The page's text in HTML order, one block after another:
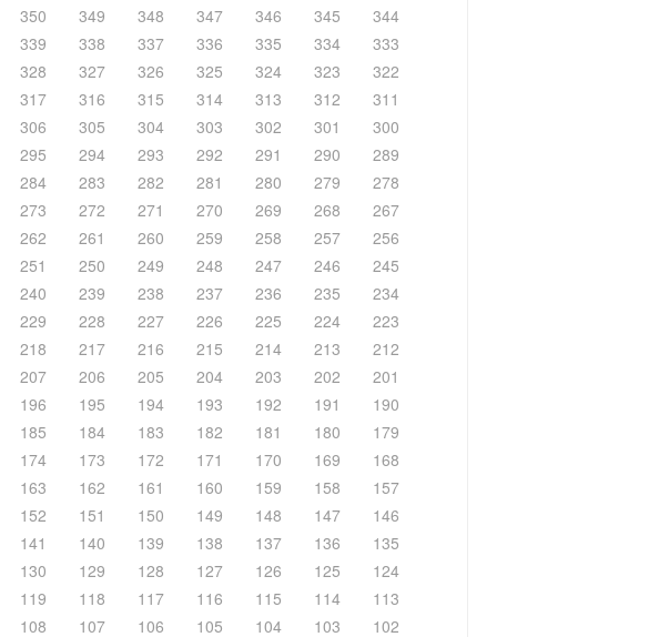
350 349 348 347 346 345
344
339 338 337 336 335 334
333
328 327 326 325 324 323
322
317 316 315 314 313 312
311
306 305 304 303 302 301
300
295 294 293 292 291 290
289
284 283 282 281 280 279
278
273 272 271 270 269 268
267
262 261 260 259 258 257
256
251 250 249 248 247 246
245
240 239 238 237 236 235
234
229 228 227 226 225 224
223
218 217 216 215 214 213
212
207 206 205 204 203 202
201
196 195 194 193 192 191
190
185 184 183 182 181 180
179
174 173 172 171 170 169
168
163 162 161 160 159 158
157
152 151 150 149 148 147
146
141 140 139 138 137 136
135
130 129 128 127 126 125
124
119 118 117 116 115 114
113
108 107 106 105 104 103 102